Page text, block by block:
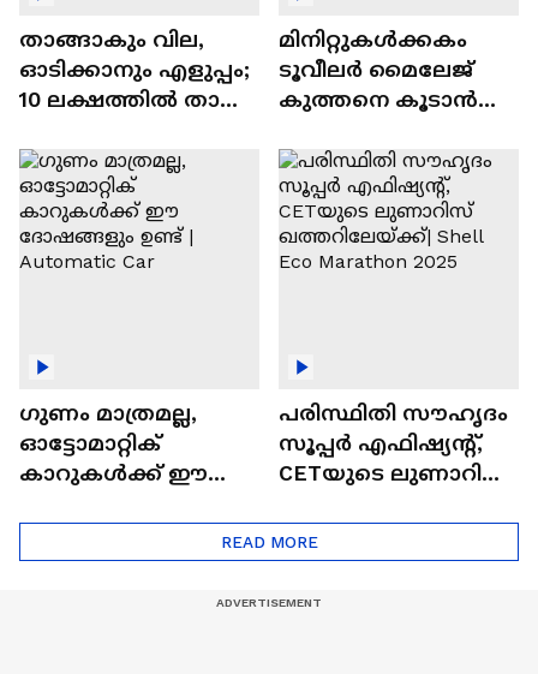
താങ്ങാകും വില,
ഓടിക്കാനും എളുപ്പം;
10 ലക്ഷത്തിൽ താഴെ
ഓട്ടോമാറ്റിക്ക്
എസ്‍യുവികൾ
മിനിറ്റുകൾക്കകം
ടൂവീലർ മൈലേജ്
കുത്തനെ കൂടാൻ
ഗുണം മാത്രമല്ല,
ഓട്ടോമാറ്റിക്
കാറുകൾക്ക് ഈ
പരിസ്ഥിതി സൗഹൃദം
സൂപ്പർ എഫിഷ്യന്റ്,
CETയുടെ ലുണാറിസ്
Eco Marathon 2025
READ MORE